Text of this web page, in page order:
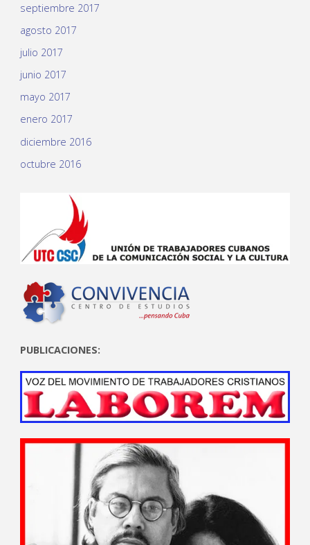
septiembre 2017
agosto 2017
julio 2017
junio 2017
mayo 2017
enero 2017
diciembre 2016
octubre 2016
PUBLICACIONES: